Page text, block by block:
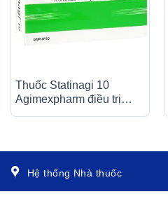
Thuốc Statinagi 10
Agimexpharm điều trị
Hệ thống Nhà thuốc